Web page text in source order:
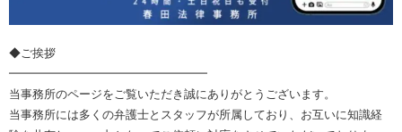
◆ご挨拶
━━━━━━━━━━━━━━━━━
当事務所のページをご覧いただき誠にありがとうございます。
当事務所には多くの弁護士とスタッフが所属しており、お互いに知識経